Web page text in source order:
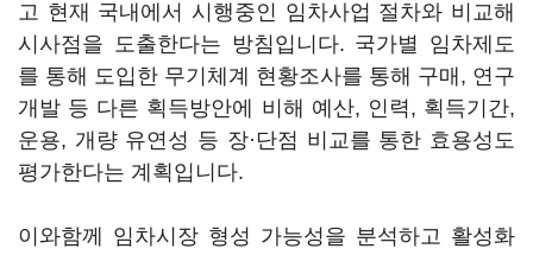
고 현재 국내에서 시행중인 임차사업 절차와 비교해
시사점을 도출한다는 방침입니다. 국가별 임차제도
를 통해 도입한 무기체계 현황조사를 통해 구매, 연구
개발 등 다른 획득방안에 비해 예산, 인력, 획득기간,
운용, 개량 유연성 등 장·단점 비교를 통한 효용성도
평가한다는 계획입니다.
이와함께 임차시장 형성 가능성을 분석하고 활성화